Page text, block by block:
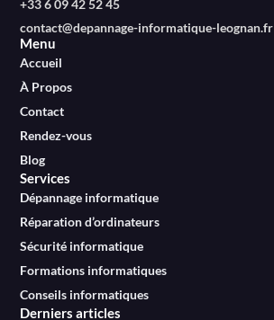
+33 6 09 42 52 45
contact@depannage-informatique-leognan.fr
Menu
Accueil
À Propos
Contact
Rendez-vous
Blog
Services
Dépannage informatique
Réparation d’ordinateurs
Sécurité informatique
Formations informatiques
Conseils informatiques
Derniers articles